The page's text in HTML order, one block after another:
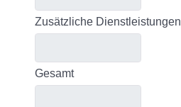
Zusätzliche Dienstleistungen
Gesamt